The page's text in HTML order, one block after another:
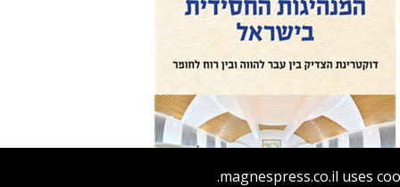
בנימין בראון
magnespress.co.il uses